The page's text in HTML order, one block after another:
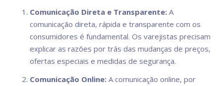
Comunicação Direta e Transparente: A
comunicação direta, rápida e transparente com os
consumidores é fundamental. Os varejistas precisam
explicar as razões por trás das mudanças de preços,
ofertas especiais e medidas de segurança.
Comunicação Online: A comunicação online, por